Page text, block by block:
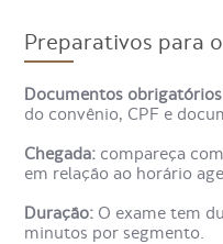
O preparo para o exame
Próstata Transretal é
No dia, o radiologista
serão realizados. Em
usa uma pequena sonda
procedimento é indolor, e
Preparativos para
Documentos
do convênio, CPF e
Chegada: compareça
em relação ao horário
Duração: O exame tem
minutos por segmento.